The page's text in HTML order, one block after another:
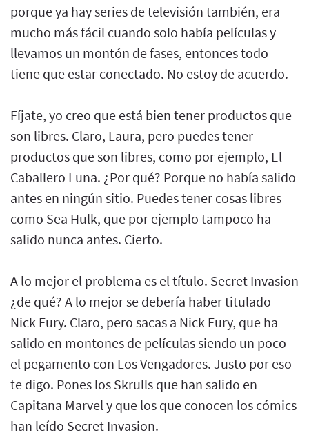
porque ya hay series de televisión también, era
mucho más fácil cuando solo había películas y
llevamos un montón de fases, entonces todo
tiene que estar conectado. No estoy de acuerdo.
Fíjate, yo creo que está bien tener productos que
son libres. Claro, Laura, pero puedes tener
productos que son libres, como por ejemplo, El
Caballero Luna. ¿Por qué? Porque no había salido
antes en ningún sitio. Puedes tener cosas libres
como Sea Hulk, que por ejemplo tampoco ha
salido nunca antes. Cierto.
A lo mejor el problema es el título. Secret Invasion
¿de qué? A lo mejor se debería haber titulado
Nick Fury. Claro, pero sacas a Nick Fury, que ha
salido en montones de películas siendo un poco
el pegamento con Los Vengadores. Justo por eso
te digo. Pones los Skrulls que han salido en
Capitana Marvel y que los que conocen los cómics
han leído Secret Invasion.